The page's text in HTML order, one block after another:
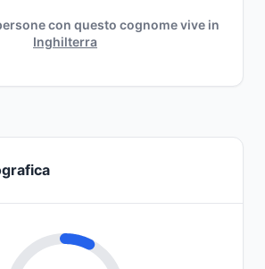
con questo cognome vive in
Inghilterra